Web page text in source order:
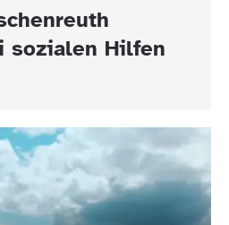
sozialen Hilfen